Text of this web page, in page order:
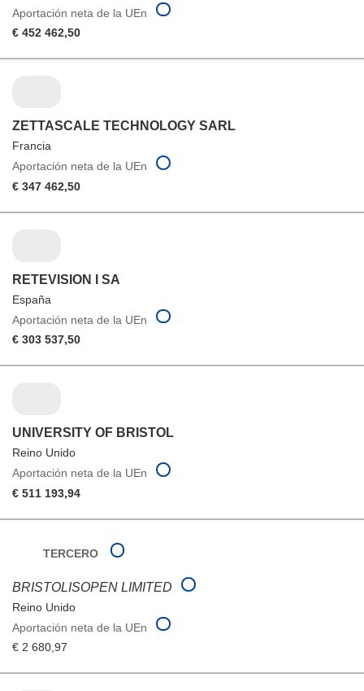
Aportación neta de la UEn
€ 452 462,50
ZETTASCALE TECHNOLOGY SARL
Francia
Aportación neta de la UEn
€ 347 462,50
RETEVISION I SA
España
Aportación neta de la UEn
€ 303 537,50
UNIVERSITY OF BRISTOL
Reino Unido
Aportación neta de la UEn
€ 511 193,94
TERCERO
BRISTOLISOPEN LIMITED
Reino Unido
Aportación neta de la UEn
€ 2 680,97